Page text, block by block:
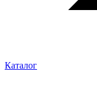
Каталог